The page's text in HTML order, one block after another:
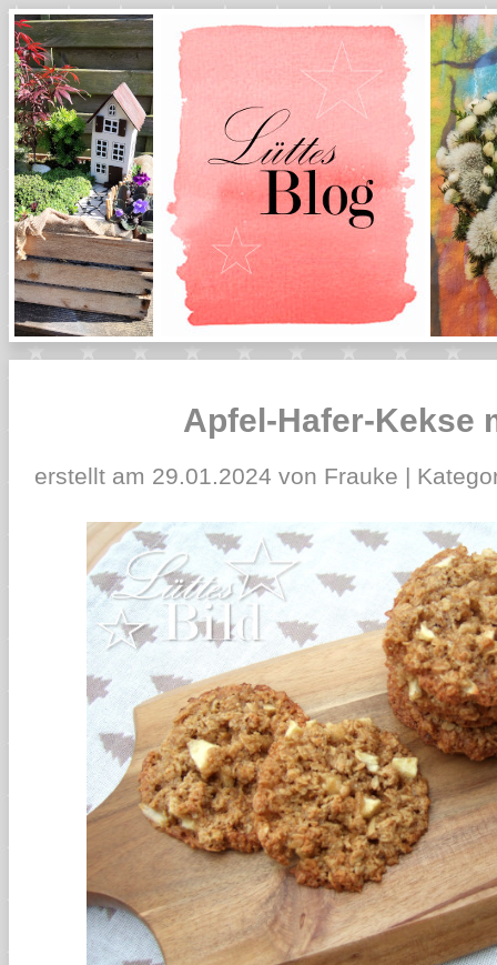
Apfel-Hafer-Kekse
erstellt am 29.01.2024 von Frauke |